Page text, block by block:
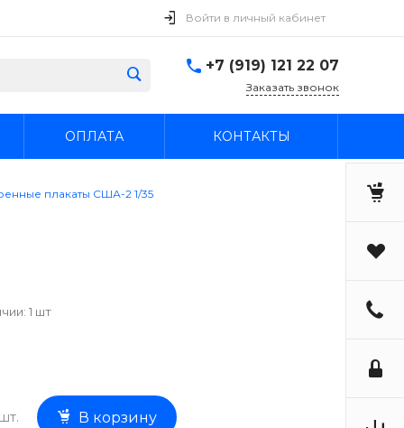
Войти в личный кабинет
+7 (919) 121 22 07
Заказать звонок
ОПЛАТА КОНТАКТЫ
плакаты США-2 1/35
1 шт
шт. В корзину